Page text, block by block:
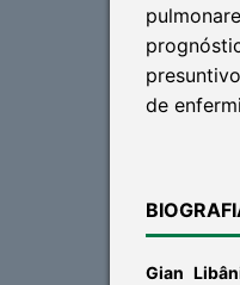
de
Gian